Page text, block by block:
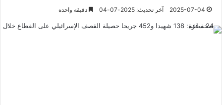
2025-07-04 آخر تحديث: 2025-07-04 دقيقة واحدة